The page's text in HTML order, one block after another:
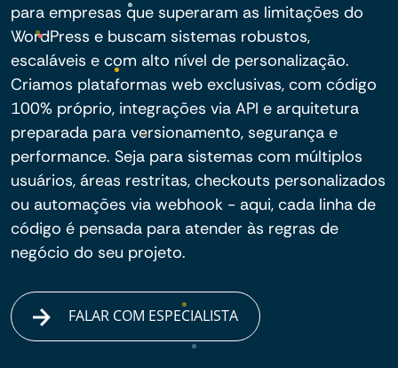
para empresas que superaram as limitações do
WordPress e buscam sistemas robustos,
escaláveis e com alto nível de personalização.
Criamos plataformas web exclusivas, com código
100% próprio, integrações via API e arquitetura
preparada para versionamento, segurança e
performance. Seja para sistemas com múltiplos
usuários, áreas restritas, checkouts personalizados
ou automações via webhook - aqui, cada linha de
código é pensada para atender às regras de
negócio do seu projeto.
FALAR COM ESPECIALISTA